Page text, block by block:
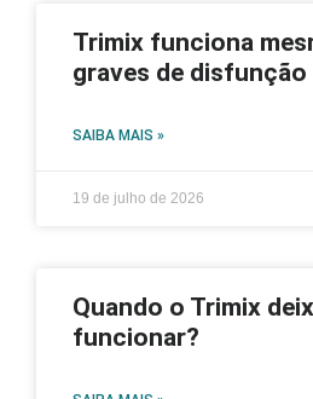
Trimix funciona
graves de disfunção
SAIBA MAIS »
19 de julho de 2026
Quando o Trimix
funcionar?